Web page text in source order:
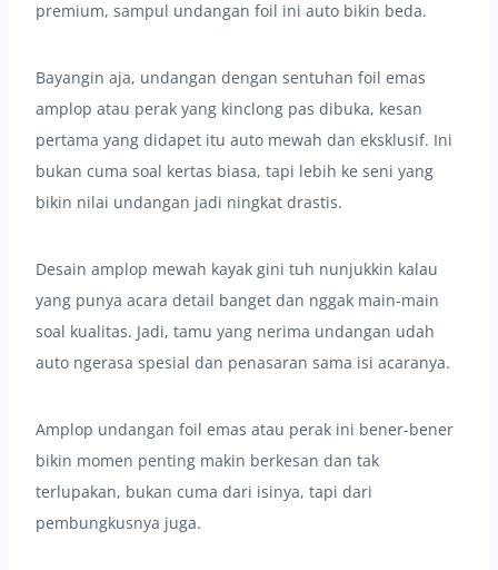
premium, sampul undangan foil ini auto bikin beda.
Bayangin aja, undangan dengan sentuhan foil emas
amplop atau perak yang kinclong pas dibuka, kesan
pertama yang didapet itu auto mewah dan eksklusif. Ini
bukan cuma soal kertas biasa, tapi lebih ke seni yang
bikin nilai undangan jadi ningkat drastis.
Desain amplop mewah kayak gini tuh nunjukkin kalau
yang punya acara detail banget dan nggak main-main
soal kualitas. Jadi, tamu yang nerima undangan udah
auto ngerasa spesial dan penasaran sama isi acaranya.
Amplop undangan foil emas atau perak ini bener-bener
bikin momen penting makin berkesan dan tak
terlupakan, bukan cuma dari isinya, tapi dari
pembungkusnya juga.